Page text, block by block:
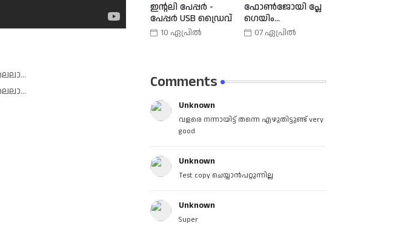
ഇന്റലി പേപ്പർ -
പേപ്പർ USB ഡ്രൈവ്
10 ഏപ്രിൽ
ഫോൺജോയി പ്ലേ
ഗെയിം
കൺട്രോളർ |
07 ഏപ്രിൽ
Comments
Unknown
വളരെ നന്നായിട്ട് തന്നെ എഴുതിട്ടുണ്ട് very
good
Unknown
Test copy ചെയ്യാൻപറ്റുന്നില്ല
Unknown
Super